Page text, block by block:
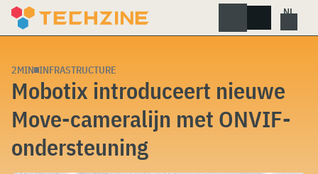
Skip
2MIN INFRASTRUCTURE
Mobotix introduceert nieuwe
Move-cameralijn met ONVIF-
ondersteuning